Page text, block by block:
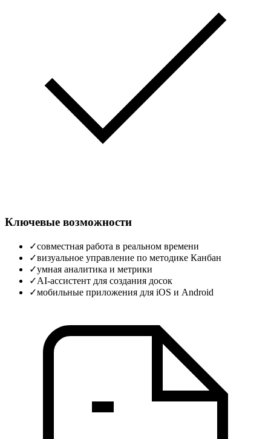
Ключевые возможности
✓совместная работа в реальном времени
✓визуальное управление по методике Канбан
✓умная аналитика и метрики
✓AI‑ассистент для создания досок
✓мобильные приложения для iOS и Android